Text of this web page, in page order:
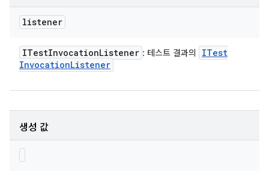
listener
ITestInvocationListener : 테스트 결과의
ITest
InvocationListener
생성 값